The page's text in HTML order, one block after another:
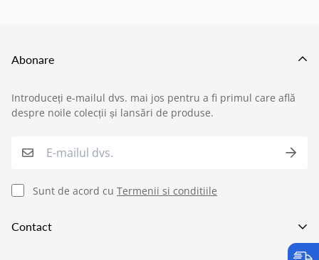
Contact
Abonare
Introduceți e-mailul dvs. mai jos pentru a fi primul care află
despre noile colecții și lansări de produse.
Sunt de acord cu Termenii si conditiile
Service si garantii ›
›